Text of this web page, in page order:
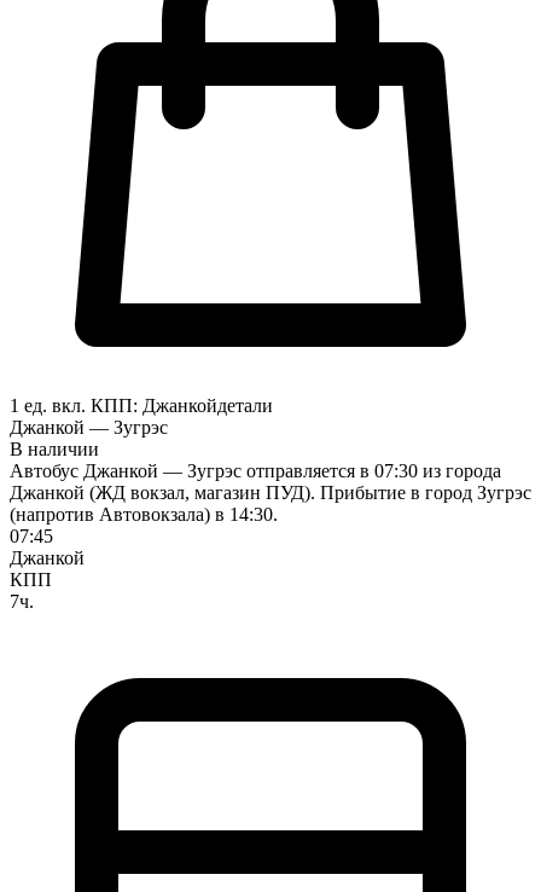
1 ед. вкл. КПП: Джанкойдетали
Джанкой — Зугрэс
В наличии
Автобус Джанкой — Зугрэс отправляется в 07:30 из города
Джанкой (ЖД вокзал, магазин ПУД). Прибытие в город Зугрэс
(напротив Автовокзала) в 14:30.
07:45
Джанкой
КПП
7ч.